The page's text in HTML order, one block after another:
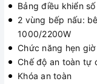
Bảng điều khiển số
2 vùng bếp nấu:
1000/2200W
Chức năng hẹn giờ
Chế độ an toàn tự
Khóa an toàn